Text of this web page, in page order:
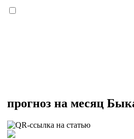
прогноз на месяц